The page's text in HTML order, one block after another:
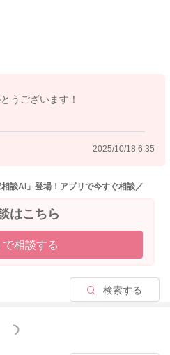
います。
温めてから、絞っていたものを
2025/10/13 20:39
うございます！
2025/10/18 6:35
談AI」登場！アプリで今すぐ相談／
はこちら
で相談する
検索する
と見る